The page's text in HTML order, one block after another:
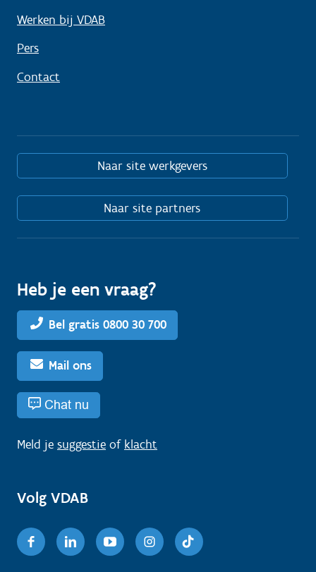
Werken bij VDAB
Pers
Contact
Naar site werkgevers
Naar site partners
Heb je een vraag?
Bel gratis 0800 30 700
Mail ons
Chat nu
Meld je suggestie of klacht
Volg VDAB
FacebookLinkedinYoutubeInstagram